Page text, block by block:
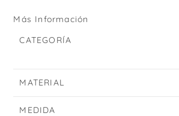
Más Información
CATEGORÍA
MATERIAL
MEDIDA